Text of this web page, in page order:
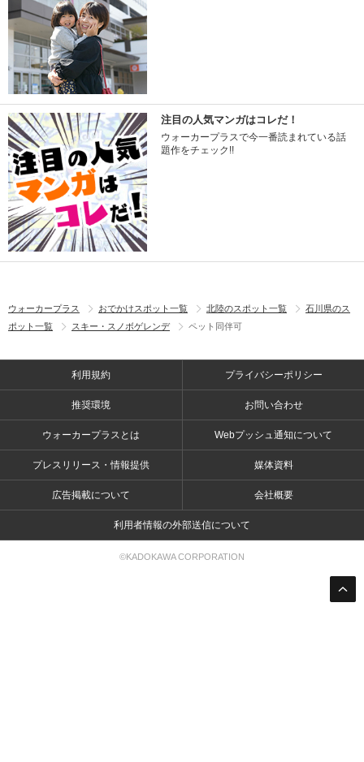
注目の人気マンガはコレだ！
ウォーカープラスで今一番読まれている話
題作をチェック!!
ウォーカープラス おでかけスポット一覧 北陸のスポット一覧
石川県のス
ポット一覧
スキー・スノボゲレンデ ペット同伴可
利用規約 プライバシーポリシー
推奨環境 お問い合わせ
ウォーカープラスとは Webプッシュ通知について
プレスリリース・情報提供 媒体資料
広告掲載について 会社概要
利用者情報の外部送信について
©KADOKAWA CORPORATION